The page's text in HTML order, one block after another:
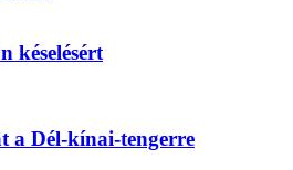
késelésért
a Dél-kínai-tengerre